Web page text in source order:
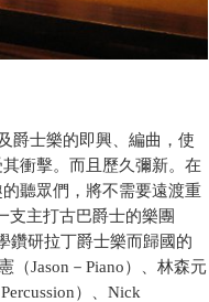
爵士樂的即興、編曲，使
衝擊。而且歷久彌新。在
聽眾們，將不需要遠渡重
支主打古巴爵士的樂團
鑽研拉丁爵士樂而歸國的
（Jason－Piano）、林森元
）、Nick